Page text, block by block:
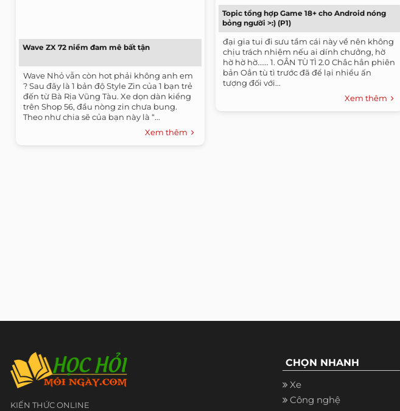
Wave ZX 72 niềm đam mê bất tận
Wave Nhỏ vẫn còn hot phải không anh em
? Sau đây là 1 bản độ Style Zin của 1 bạn trẻ
đến từ Bà Rịa Vũng Tàu. Xe dọn dàn kiểng
trên Shop 56, đầu nòng zin chưa bung.
Theo như chia sẽ của bạn này là “...
Xem thêm
Topic tổng hợp Game 18+ cho Android nóng
bỏng người >:) (P1)
đại gia tui đi sưu tầm cái này về nên không
chịu trách nhiệm nếu ai dính chưởng, hờ
hờ hờ hờ...... 1. OẲN TÙ TÌ 2.0 Chắc hẳn phiên
bản Oẳn tù tì trước đã để lại nhiều ấn
tượng đối với...
Xem thêm
KIẾN THỨC ONLINE
CHỌN NHANH
Xe
Công nghệ